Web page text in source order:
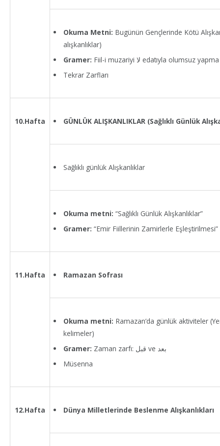
Okuma Metni: Bugünün Gençlerinde Kötü
alışkanlıklar)
Gramer:
Fiil-i muzariyi لا edatıyla olumsuz yapma
Tekrar Zarfları
10.Hafta GÜNLÜK ALIŞKANLIKLAR (Sağlıklı Günlük
Sağlıklı günlük Alışkanlıklar
Okuma metni: “Sağlıklı Günlük Alışkanlıklar”
Gramer: “Emir Fiillerinin Zamirlerle Eşleştirilmesi”
11.Hafta Ramazan Sofrası
Okuma metni: Ramazan’da günlük aktiviteler
kelimeler)
Gramer:
Zaman zarfı: قبل ve بعد
Müsenna
12.Hafta Dünya Milletlerinde Beslenme Alışkanlıkları